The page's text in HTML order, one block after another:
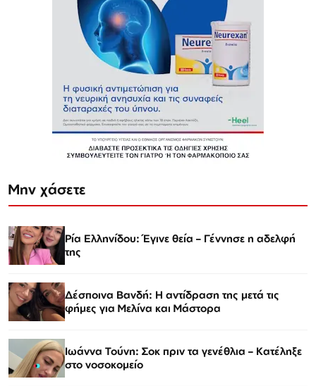
Μην χάσετε
Ρία Ελληνίδου: Έγινε θεία – Γέννησε η αδελφή
της
Δέσποινα Βανδή: Η αντίδραση της μετά τις
φήμες για Μελίνα και Μάστορα
Ιωάννα Τούνη: Σοκ πριν τα γενέθλια – Κατέληξε
στο νοσοκομείο